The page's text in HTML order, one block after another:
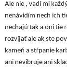
Ale nie , vadí mi
nenávidím nech ich
nechajú tak a oni tie
rozvíjať ale ak ste
kameň a stŕpanie
ani nevibruje ani